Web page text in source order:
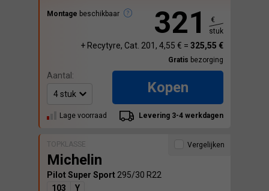
Montage beschikbaar 321
€
stuk
+ Recytyre, Cat. 201, 4,55 € = 325,55 €
Gratis bezorging
Aantal:
Kopen
Lage voorraad Levering 3-4 werkdagen
TOPKLASSE
Michelin
Pilot Super Sport 295/30 R22
103
Y
Vergelijken